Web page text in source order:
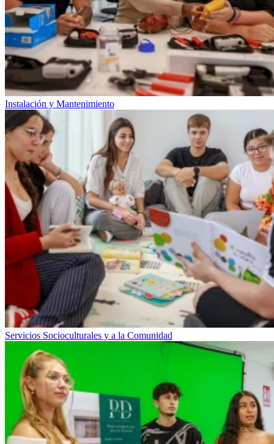
Instalación y Mantenimiento
Servicios Socioculturales y a la Comunidad